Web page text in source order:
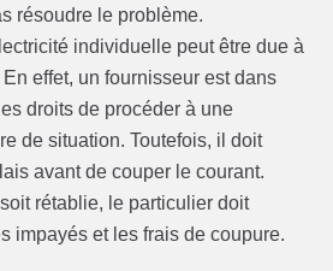
résoudre le problème.
individuelle peut être due à
effet, un fournisseur est dans
droits de procéder à une
de situation. Toutefois, il doit
avant de couper le courant.
rétablie, le particulier doit
impayés et les frais de coupure.